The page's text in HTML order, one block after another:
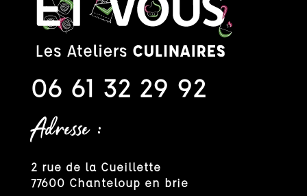
06 61 32 29 92
Adresse :
2 rue de la Cueillette
77600 Chanteloup en brie